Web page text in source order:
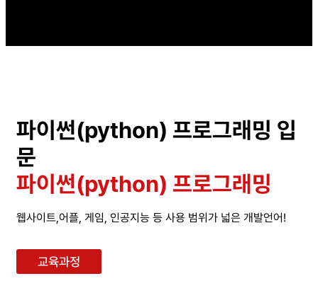
파이썬(python) 프로그래밍 입
문
파이썬(python) 프로그래밍
웹사이트,어플, 게임, 인공지능 등 사용 범위가 넓은 개발언어!
교육과정